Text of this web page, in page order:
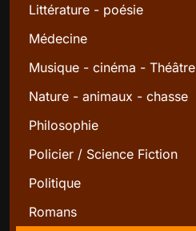
Littérature - poésie
Médecine
Musique - cinéma - Théâtre
Nature - animaux - chasse
Philosophie
Policier / Science Fiction
Politique
Romans